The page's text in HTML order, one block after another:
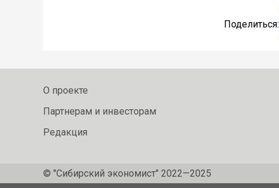
Поделиться:
О проекте
Партнерам и инвесторам
Редакция
© "Сибирский экономист" 2022—2025